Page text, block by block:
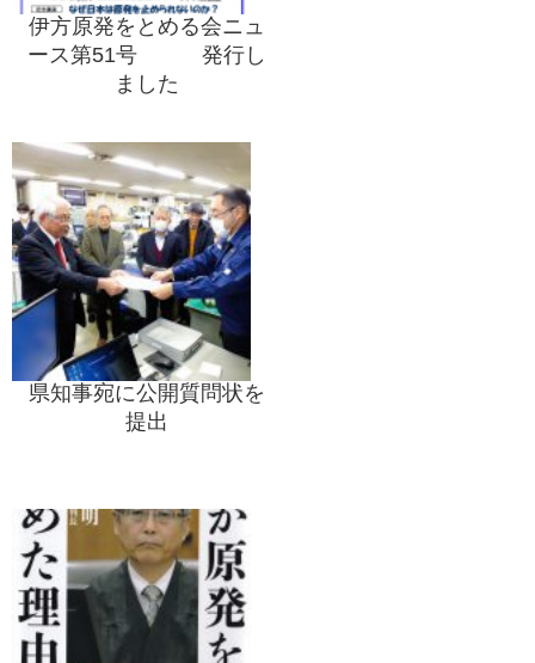
伊方原発をとめる会ニュ
ース第51号 発行し
ました
県知事宛に公開質問状を
提出